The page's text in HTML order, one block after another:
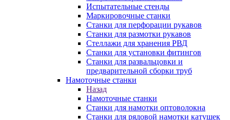
Испытательные стенды
Маркировочные станки
Станки для перфорации рукавов
Станки для размотки рукавов
Стеллажи для хранения РВД
Станки для установки фитингов
Станки для развальцовки и
предварительной сборки труб
Намоточные станки
Назад
Намоточные станки
Станки для намотки оптоволокна
Станки для рядовой намотки катушек